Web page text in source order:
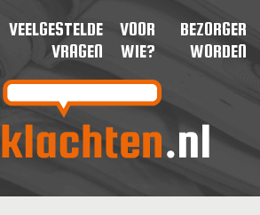
VEELGESTELDE
VRAGEN
VOOR
WIE?
BEZORGER
WORDEN